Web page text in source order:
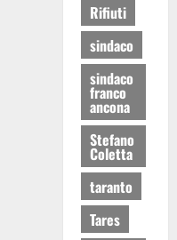
Rifiuti
sindaco
sindaco
franco
ancona
Stefano
Coletta
taranto
Tares